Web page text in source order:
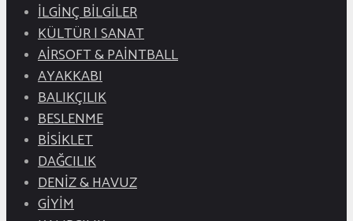
İLGİNÇ BİLGİLER
KÜLTÜR | SANAT
AİRSOFT & PAİNTBALL
AYAKKABI
BALIKÇILIK
BESLENME
BİSİKLET
DAĞCILIK
DENİZ & HAVUZ
GİYİM